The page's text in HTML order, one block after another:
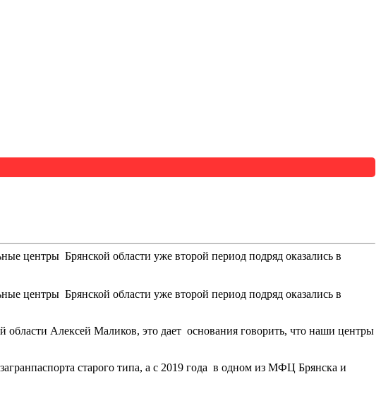
центры Брянской области уже второй период подряд оказались в
центры Брянской области уже второй период подряд оказались в
Алексей Маликов, это дает основания говорить, что наши центры
старого типа, а с 2019 года в одном из МФЦ Брянска и